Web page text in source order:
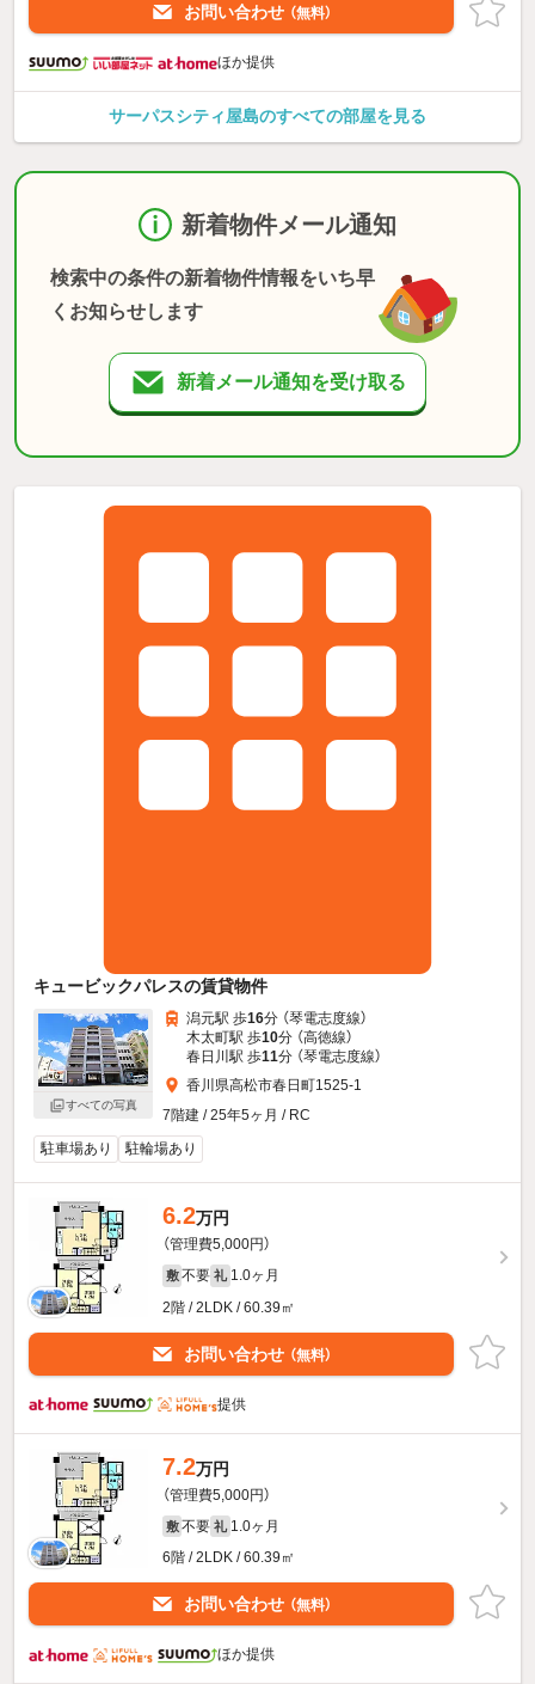
お問い合わせ （無料）
ほか提供
サーパスシティ屋島のすべての部屋を見る
新着物件メール通知
検索中の条件の新着物件情報をいち早
くお知らせします
新着メール通知を受け取る
キュービックパレスの賃貸物件
すべての写真
潟元駅 歩16分 （琴電志度線）
木太町駅 歩10分 （高徳線）
春日川駅 歩11分 （琴電志度線）
香川県高松市春日町1525-1
7階建 / 25年5ヶ月 / RC
駐車場あり
駐輪場あり
6.2万円
（管理費5,000円）
敷 不要 礼 1.0ヶ月
2階 / 2LDK / 60.39㎡
お問い合わせ （無料）
提供
7.2万円
（管理費5,000円）
敷 不要 礼 1.0ヶ月
6階 / 2LDK / 60.39㎡
お問い合わせ （無料）
ほか提供